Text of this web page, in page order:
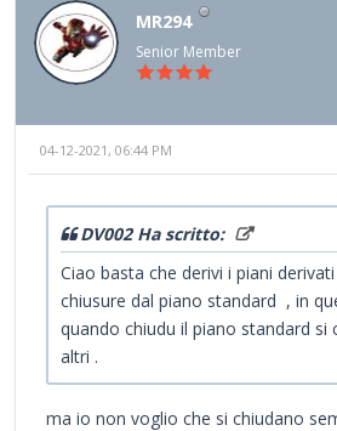
MR294
Senior Member
04-12-2021, 06:44 PM
DV002 Ha scritto:
Ciao basta che derivi i piani
chiusure dal piano standard , in
quando chiudu il piano standard si
altri .
ma io non voglio che si chiudano